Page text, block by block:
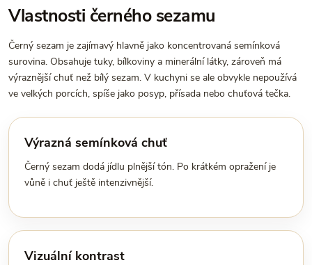
Vlastnosti černého sezamu
Černý sezam je zajímavý hlavně jako koncentrovaná semínková
surovina. Obsahuje tuky, bílkoviny a minerální látky, zároveň má
výraznější chuť než bílý sezam. V kuchyni se ale obvykle nepoužívá
ve velkých porcích, spíše jako posyp, přísada nebo chuťová tečka.
Výrazná semínková chuť
Černý sezam dodá jídlu plnější tón. Po krátkém opražení je
vůně i chuť ještě intenzivnější.
Vizuální kontrast